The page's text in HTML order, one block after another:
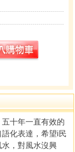
十年一直有效的
化表達，希望i民
，對風水沒興